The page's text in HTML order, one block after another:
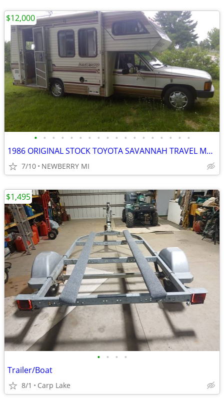
• • • • • • • • • • • • • • • • • •
1986 ORIGINAL STOCK TOYOTA SAVANNAH TRAVEL MASTER
7/10 NEWBERRY MI
$12,000
• • • •
Trailer/Boat
8/1 Carp Lake
$1,495